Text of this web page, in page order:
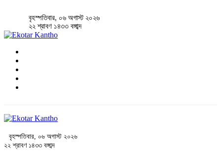
বৃহস্পতিবার, ০৬ অগাস্ট ২০২৬
২২ শ্রাবণ ১৪৩৩ বঙ্গাব্দ
বৃহস্পতিবার, ০৬ অগাস্ট ২০২৬
২২ শ্রাবণ ১৪৩৩ বঙ্গাব্দ